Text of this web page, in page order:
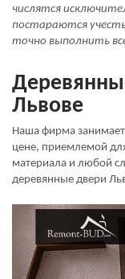
числятся
постараются
точно выполнить
Львове
Наша фирма
цене, приемлемой
материала и любой
деревянные двери